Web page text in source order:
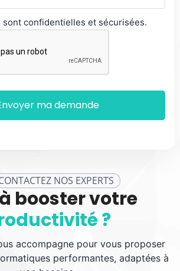
NOS EXPERTS
booster votre
?
accompagne pour vous proposer
performantes, adaptées à
sont confidentielles et sécurisées.